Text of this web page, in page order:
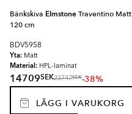
Bänkskiva ElmstoneTraventino Matt
120 cm
BDV5958
Yta: Matt
Material: HPL-laminat
14709SEK23747SEK-38%
LÄGG I VARUKORG